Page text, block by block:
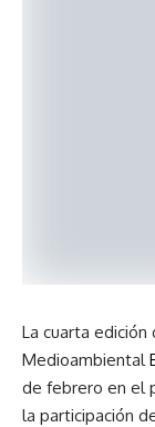
La cuarta edición
Medioambiental
de febrero en el
la participación